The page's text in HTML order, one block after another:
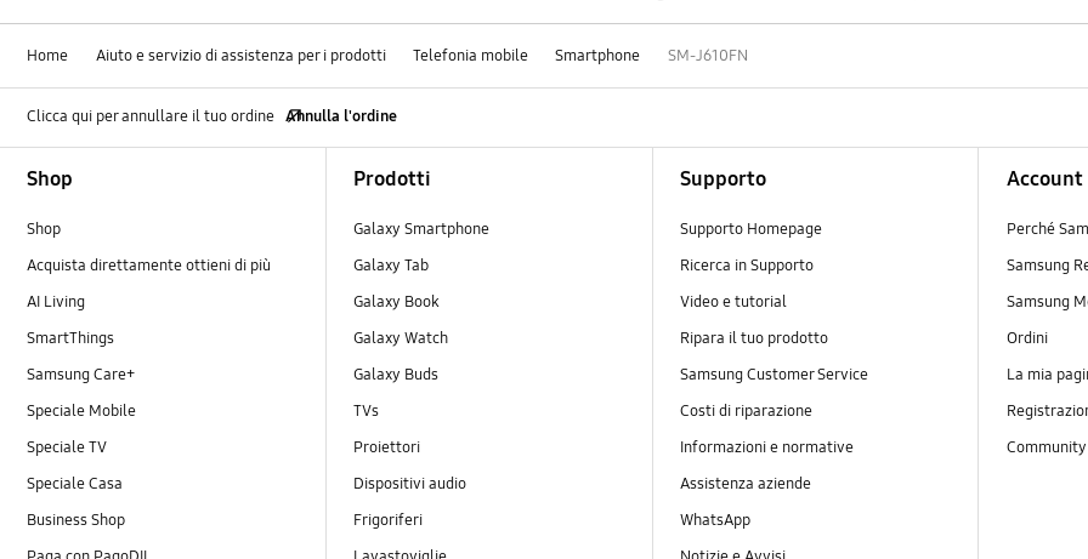
Home Aiuto e servizio di assistenza per i prodotti Telefonia mobile Smartphone SM-J610FN
Clicca qui per annullare il tuo ordine Annulla l'ordine
Shop
Shop
Acquista direttamente ottieni di più
AI Living
SmartThings
Samsung Care+
Speciale Mobile
Speciale TV
Speciale Casa
Business Shop
Prodotti
Galaxy Smartphone
Galaxy Tab
Galaxy Book
Galaxy Watch
Galaxy Buds
TVs
Proiettori
Dispositivi audio
Frigoriferi
Supporto
Supporto Homepage
Ricerca in Supporto
Video e tutorial
Ripara il tuo prodotto
Samsung Customer Service
Costi di riparazione
Informazioni e normative
Assistenza aziende
WhatsApp
Account
Perché
Samsung
Samsung
Ordini
La mia
Community